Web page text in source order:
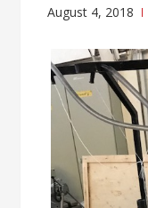
August 4, 2018